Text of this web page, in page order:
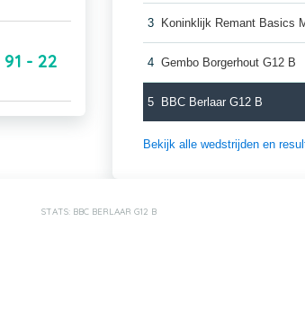
91 - 22
3 Koninklijk Remant Basics
4 Gembo Borgerhout G12 B
5 BBC Berlaar G12 B
Bekijk alle wedstrijden en
STATS: BBC BERLAAR G12 B